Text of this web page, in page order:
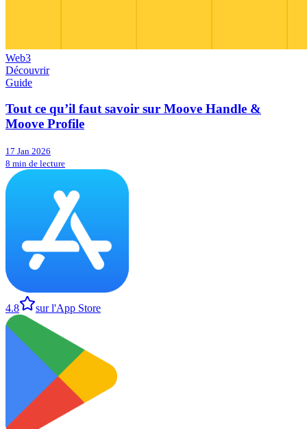
Web3
Découvrir
Guide
Tout ce qu’il faut savoir sur Moove Handle &
Moove Profile
17 Jan 2026
8 min de lecture
4.8 sur l'App Store